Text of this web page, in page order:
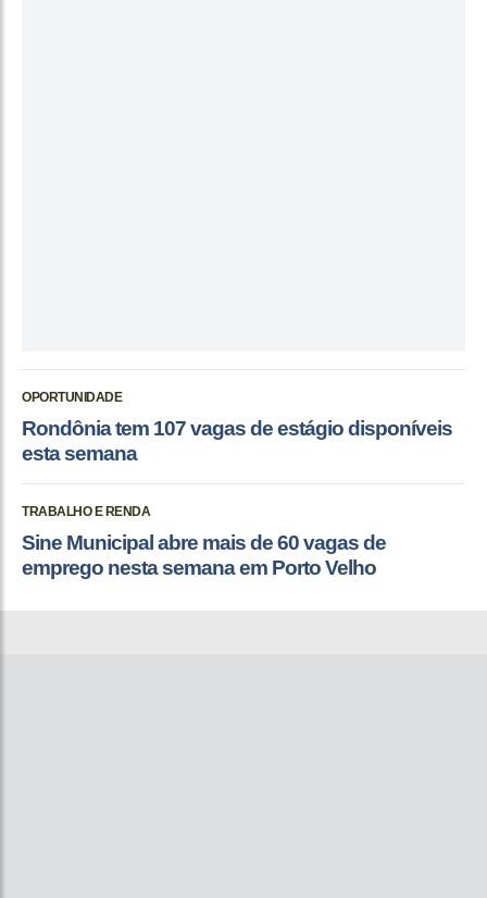
OPORTUNIDADE
Rondônia tem 107 vagas de estágio disponíveis
esta semana
TRABALHO E RENDA
Sine Municipal abre mais de 60 vagas de
emprego nesta semana em Porto Velho